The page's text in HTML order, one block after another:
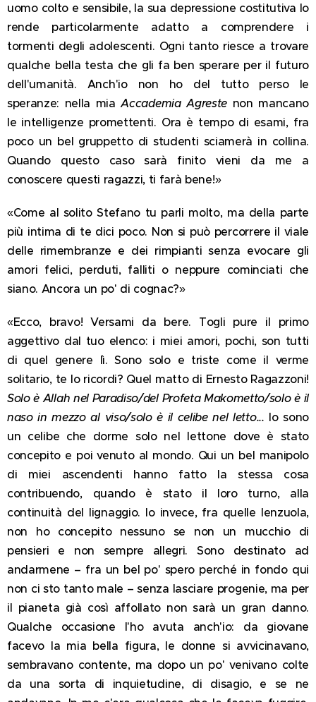
uomo colto e sensibile, la sua depressione costitutiva lo
rende particolarmente adatto a comprendere i
tormenti degli adolescenti. Ogni tanto riesce a trovare
qualche bella testa che gli fa ben sperare per il futuro
dell'umanità. Anch'io non ho del tutto perso le
speranze: nella miaAccademia Agreste non mancano
le intelligenze promettenti. Ora è tempo di esami, fra
poco un bel gruppetto di studenti sciamerà in collina.
Quando questo caso sarà finito vieni da me a
conoscere questi ragazzi, ti farà bene!»
«Come al solito Stefano tu parli molto, ma della parte
più intima di te dici poco. Non si può percorrere il viale
delle rimembranze e dei rimpianti senza evocare gli
amori felici, perduti, falliti o neppure cominciati che
siano. Ancora un po' di cognac?»
«Ecco, bravo! Versami da bere. Togli pure il primo
aggettivo dal tuo elenco: i miei amori, pochi, son tutti
di quel genere lì. Sono solo e triste come il verme
solitario, te lo ricordi? Quel matto di Ernesto Ragazzoni!
Solo è Allah nel Paradiso/del Profeta Makometto/solo è il
naso in mezzo al viso/solo è il celibe nel letto... Io sono
un celibe che dorme solo nel lettone dove è stato
concepito e poi venuto al mondo. Qui un bel manipolo
di miei ascendenti hanno fatto la stessa cosa
contribuendo, quando è stato il loro turno, alla
continuità del lignaggio. Io invece, fra quelle lenzuola,
non ho concepito nessuno se non un mucchio di
pensieri e non sempre allegri. Sono destinato ad
andarmene – fra un bel po' spero perché in fondo qui
non ci sto tanto male – senza lasciare progenie, ma per
il pianeta già così affollato non sarà un gran danno.
Qualche occasione l'ho avuta anch'io: da giovane
facevo la mia bella figura, le donne si avvicinavano,
sembravano contente, ma dopo un po' venivano colte
da una sorta di inquietudine, di disagio, e se ne